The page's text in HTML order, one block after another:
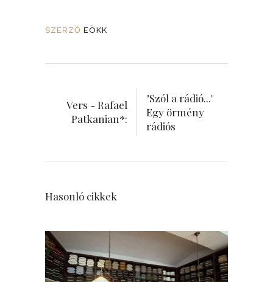
SZERZŐ EÖKK
Vers - Rafael
Patkanian*:
"Szól a rádió..."
Egy örmény
rádiós
Hasonló cikkek